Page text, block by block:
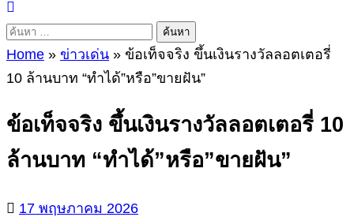
ค้นหา
สำหรับ:
Home » ข่าวเด่น » ข้อเท็จจริง ขึ้นเงินรางวัลลอตเตอรี่
10 ล้านบาท “ทำได้”หรือ”ขายฝัน”
ข้อเท็จจริง ขึ้นเงินรางวัลลอตเตอรี่ 10
ล้านบาท “ทำได้”หรือ”ขายฝัน”
17 พฤษภาคม 2026